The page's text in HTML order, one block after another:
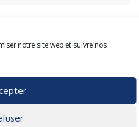
notre site web et suivre nos